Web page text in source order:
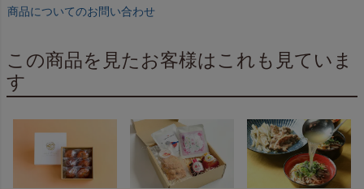
商品についてのお問い合わせ
この商品を見たお客様はこれも見ていま
す